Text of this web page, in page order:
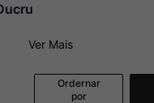
Ver Mais
Ordernar
por